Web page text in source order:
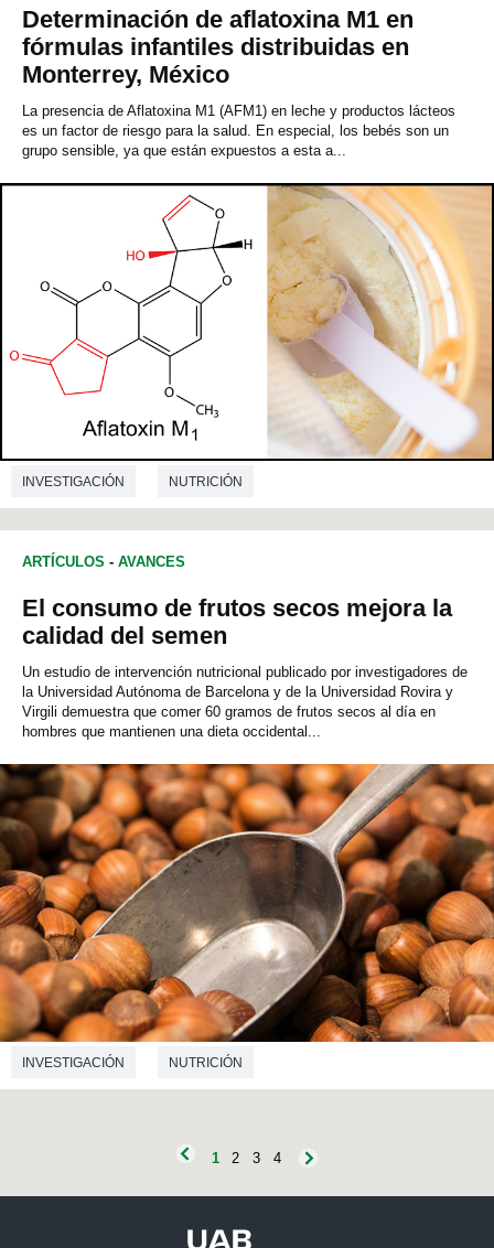
Determinación de aflatoxina M1 en
fórmulas infantiles distribuidas en
Monterrey, México
La presencia de Aflatoxina M1 (AFM1) en leche y productos lácteos
es un factor de riesgo para la salud. En especial, los bebés son un
grupo sensible, ya que están expuestos a esta a...
INVESTIGACIÓN NUTRICIÓN
TECNOLOGÍA DE LOS ALIMENTOS
ARTÍCULOS - AVANCES
El consumo de frutos secos mejora la
calidad del semen
Un estudio de intervención nutricional publicado por investigadores de
la Universidad Autónoma de Barcelona y de la Universidad Rovira y
Virgili demuestra que comer 60 gramos de frutos secos al día en
hombres que mantienen una dieta occidental...
INVESTIGACIÓN NUTRICIÓN
1 2 3 4